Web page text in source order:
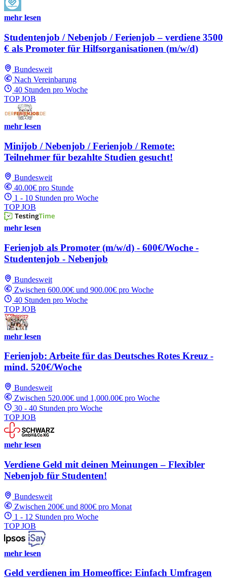
mehr lesen
Studentenjob / Nebenjob / Ferienjob – verdiene 3500
€ als Promoter für Hilfsorganisationen (m/w/d)
Bundesweit
Nach Vereinbarung
40 Stunden pro Woche
TOP JOB
mehr lesen
Minijob / Nebenjob / Ferienjob / Remote:
Teilnehmer für bezahlte Studien gesucht!
Bundesweit
40.00€ pro Stunde
1 - 10 Stunden pro Woche
TOP JOB
mehr lesen
Ferienjob als Promoter (m/w/d) - 600€/Woche -
Studentenjob - Nebenjob
Bundesweit
Zwischen 600.00€ und 900.00€ pro Woche
40 Stunden pro Woche
TOP JOB
mehr lesen
Ferienjob: Arbeite für das Deutsches Rotes Kreuz -
mind. 520€/Woche
Bundesweit
Zwischen 520.00€ und 1,000.00€ pro Woche
30 - 40 Stunden pro Woche
TOP JOB
mehr lesen
Verdiene Geld mit deinen Meinungen – Flexibler
Nebenjob für Studenten!
Bundesweit
Zwischen 200€ und 800€ pro Monat
1 - 12 Stunden pro Woche
TOP JOB
mehr lesen
Geld verdienen im Homeoffice: Einfach Umfragen